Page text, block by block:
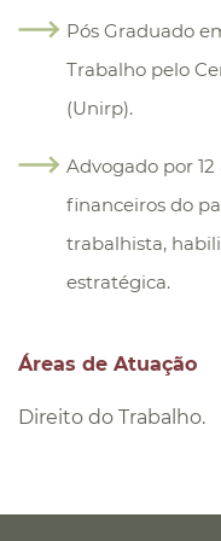
Pós Graduado
Trabalho pelo
(Unirp).
Advogado por
financeiros do
trabalhista,
estratégica.
Áreas de Atuação
Direito do Trabalho.